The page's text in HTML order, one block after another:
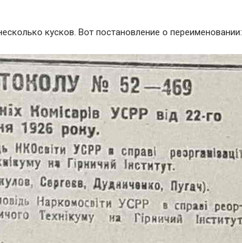
кусков. Вот постановление о переименовании: